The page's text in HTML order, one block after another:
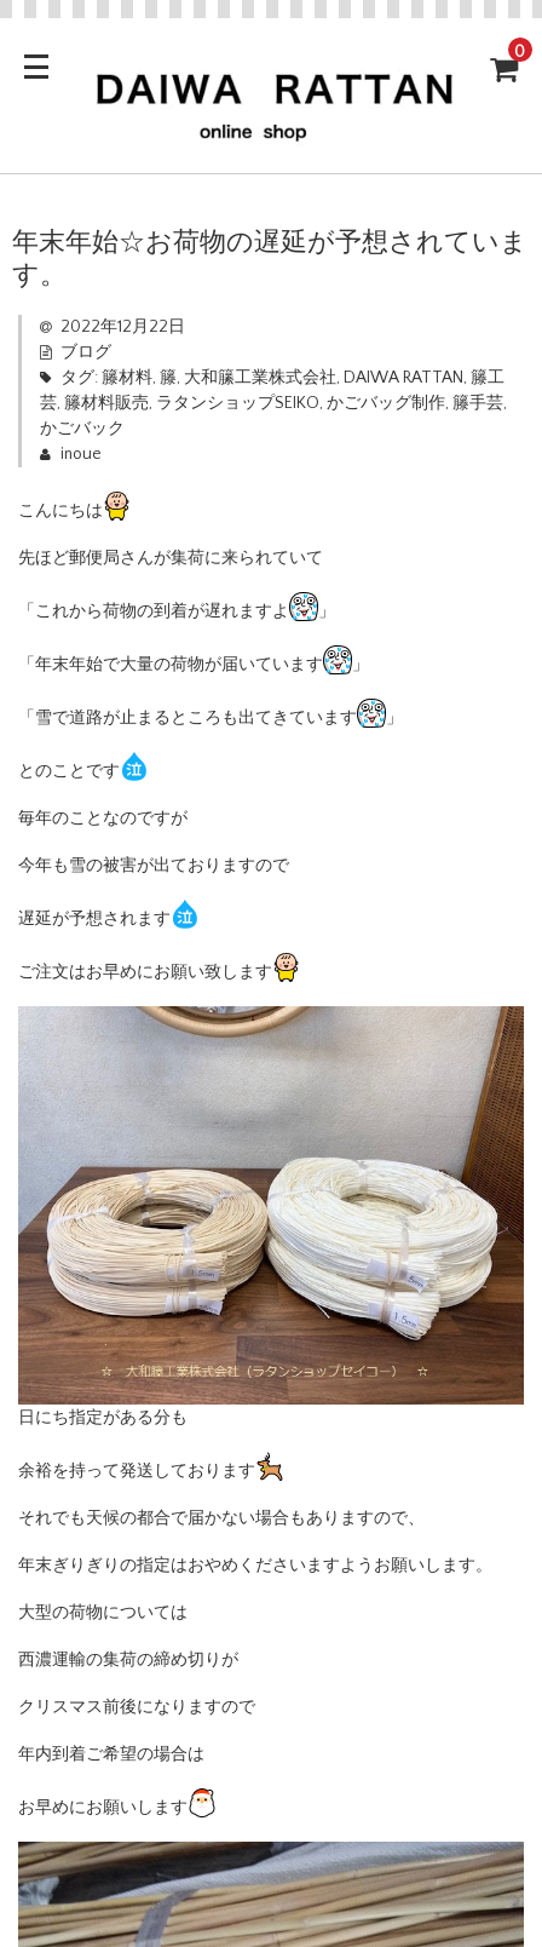
0
年末年始☆お荷物の遅延が予想されていま
す。
2022年12月22日
ブログ
タグ:籐材料, 籐, 大和籘工業株式会社, DAIWA RATTAN, 籐工
芸, 籐材料販売, ラタンショップSEIKO, かごバッグ制作, 籐手芸,
かごバック
inoue
こんにちは
先ほど郵便局さんが集荷に来られていて
「これから荷物の到着が遅れますよ 」
「年末年始で大量の荷物が届いています 」
「雪で道路が止まるところも出てきています 」
とのことです
毎年のことなのですが
今年も雪の被害が出ておりますので
遅延が予想されます
ご注文はお早めにお願い致します
日にち指定がある分も
余裕を持って発送しております
それでも天候の都合で届かない場合もありますので、
年末ぎりぎりの指定はおやめくださいますようお願いします。
大型の荷物については
西濃運輸の集荷の締め切りが
クリスマス前後になりますので
年内到着ご希望の場合は
お早めにお願いします